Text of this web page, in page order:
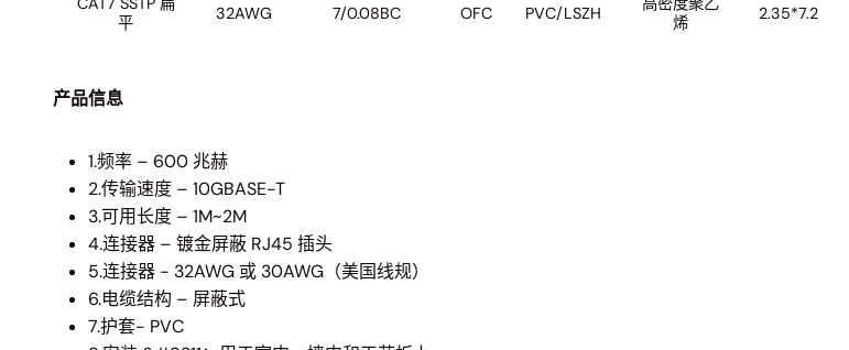
平
32AWG 7/0.08BC OFC PVC/LSZH
烯
2.35*7.2
产品信息
1.频率 – 600 兆赫
2.传输速度 – 10GBASE-T
3.可用长度 – 1M~2M
4.连接器 – 镀金屏蔽 RJ45 插头
5.连接器 - 32AWG 或 30AWG（美国线规）
6.电缆结构 – 屏蔽式
7.护套- PVC